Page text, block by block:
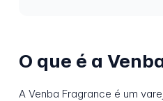
O que é a
A Venba Fragrance é um